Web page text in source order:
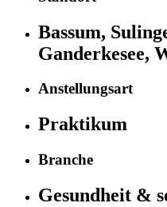
Bassum,
Ganderkesee,
Anstellungsart
Praktikum
Branche
Gesundheit &